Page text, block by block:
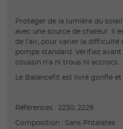
Protéger de la lumière du
avec une source de chaleur. Il
de l’air, pour varier la difficulté
pompe standard. Vérifiez
coussin n’a ni trous ni accrocs.
Le Balancefit est livré gonflé
Références : 2230, 2229
Composition : Sans Phtalates